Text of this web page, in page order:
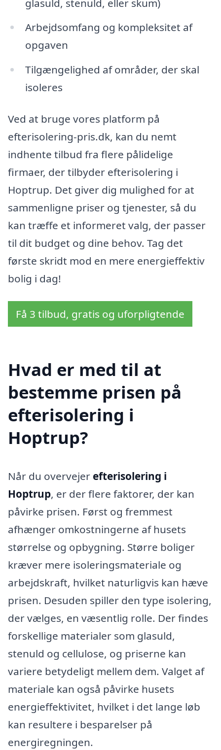
Arbejdsomfang og kompleksitet af
opgaven
Tilgængelighed af områder, der skal
isoleres
Ved at bruge vores platform på
efterisolering-pris.dk, kan du nemt
indhente tilbud fra flere pålidelige
firmaer, der tilbyder efterisolering i
Hoptrup. Det giver dig mulighed for at
sammenligne priser og tjenester, så du
kan træffe et informeret valg, der passer
til dit budget og dine behov. Tag det
første skridt mod en mere energieffektiv
bolig i dag!
Få 3 tilbud, gratis og uforpligtende
Hvad er med til at
bestemme prisen på
efterisolering i
Hoptrup?
Når du overvejer efterisolering i
Hoptrup, er der flere faktorer, der kan
påvirke prisen. Først og fremmest
afhænger omkostningerne af husets
størrelse og opbygning. Større boliger
kræver mere isoleringsmateriale og
arbejdskraft, hvilket naturligvis kan hæve
prisen. Desuden spiller den type isolering,
der vælges, en væsentlig rolle. Der findes
forskellige materialer som glasuld,
stenuld og cellulose, og priserne kan
variere betydeligt mellem dem. Valget af
materiale kan også påvirke husets
energieffektivitet, hvilket i det lange løb
kan resultere i besparelser på
energiregningen.